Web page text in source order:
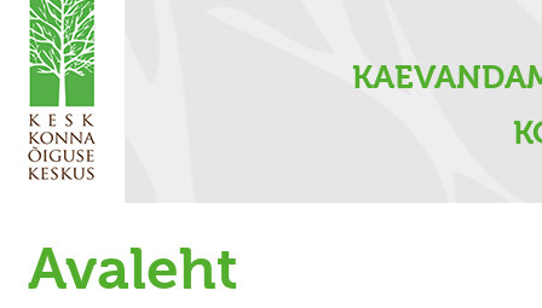
Avaleht